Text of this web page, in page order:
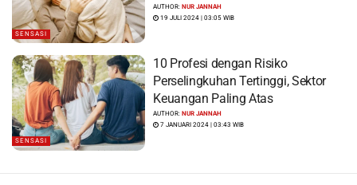
SENSASI
AUTHOR:NUR JANNAH
19 JULI 2024 | 03:05 WIB
SENSASI
10 Profesi dengan Risiko
Perselingkuhan Tertinggi, Sektor
Keuangan Paling Atas
AUTHOR:NUR JANNAH
7 JANUARI 2024 | 03:43 WIB